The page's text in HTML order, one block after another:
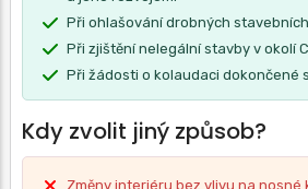
Při ohlašování drobných
Při zjištění nelegální stavby v okolí
Při žádosti o kolaudaci dokončené
Kdy zvolit jiný způsob?
Změny interiéru bez vlivu na nosné